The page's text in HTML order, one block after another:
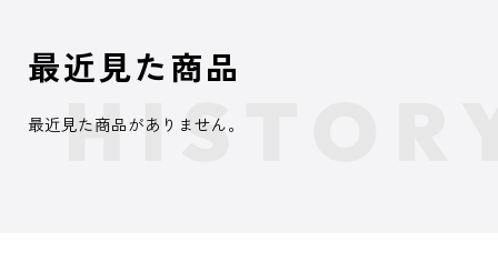
最近見た商品
最近見た商品がありません。